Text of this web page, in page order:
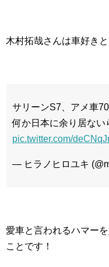
木村拓哉さんは車好き
サリーンS7、アメ車
何か日本に余り居ない
pic.twitter.com/
— ヒラノヒロユキ
愛車と言われるハマー
ことです！